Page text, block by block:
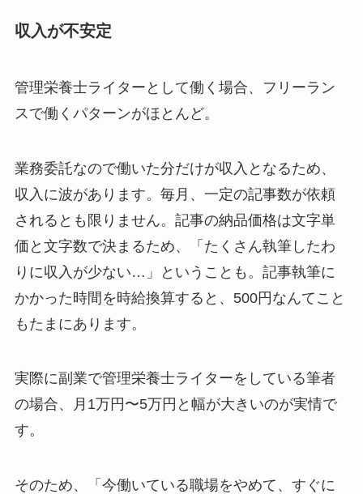
収入が不安定
管理栄養士ライターとして働く場合、フリーラン
スで働くパターンがほとんど。
業務委託なので働いた分だけが収入となるため、
収入に波があります。毎月、一定の記事数が依頼
されるとも限りません。記事の納品価格は文字単
価と文字数で決まるため、「たくさん執筆したわ
りに収入が少ない…」ということも。記事執筆に
かかった時間を時給換算すると、500円なんてこと
もたまにあります。
実際に副業で管理栄養士ライターをしている筆者
の場合、月1万円〜5万円と幅が大きいのが実情で
す。
そのため、「今働いている職場をやめて、すぐに